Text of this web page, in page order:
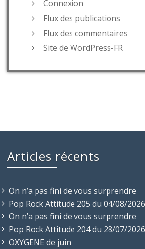
Connexion
Flux des publications
Flux des commentaires
Site de WordPress-FR
Articles récents
On n’a pas fini de vous surprendre
Pop Rock Attitude 205 du 04/08/2026
On n’a pas fini de vous surprendre
Pop Rock Attitude 204 du 28/07/2026
OXYGENE de juin